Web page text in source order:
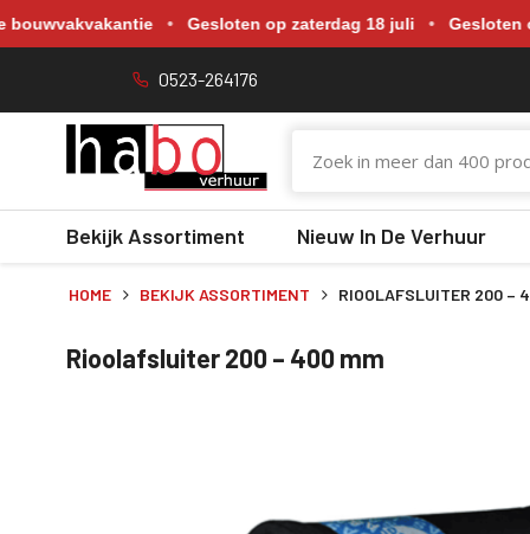
• Gesloten op zaterdag 18 juli • Gesloten op
0523-264176
Bekijk Assortiment Nieuw In De Verhuur
HOME BEKIJK ASSORTIMENT RIOOLAFSLUITER 200 –
Rioolafsluiter 200 – 400 mm